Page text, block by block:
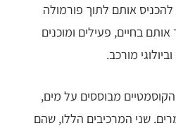
אותם לתוך פורמולה
בחיים, פעילים ומוכנים
מורכב.
מבוססים על מים,
שני המרכיבים הללו, שהם